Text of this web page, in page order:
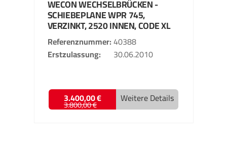
WECONWECHSELBRÜCKEN -
SCHIEBEPLANEWPR 745,
VERZINKT, 2520 INNEN, CODE XL
Referenznummer 40388
Erstzulassung
30.06.2010
3.400,00 €
3.800,00 € Weitere Details